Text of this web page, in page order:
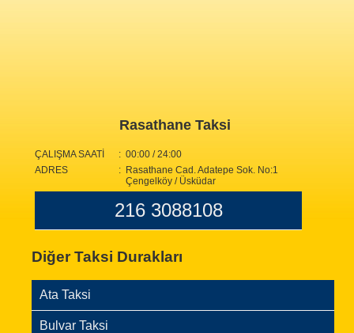
Rasathane Taksi
ÇALIŞMA SAATİ
: 00:00 / 24:00
ADRES
: Rasathane Cad. Adatepe Sok. No:1
Çengelköy / Üsküdar
216 3088108
Diğer Taksi Durakları
Ata Taksi
Bulvar Taksi